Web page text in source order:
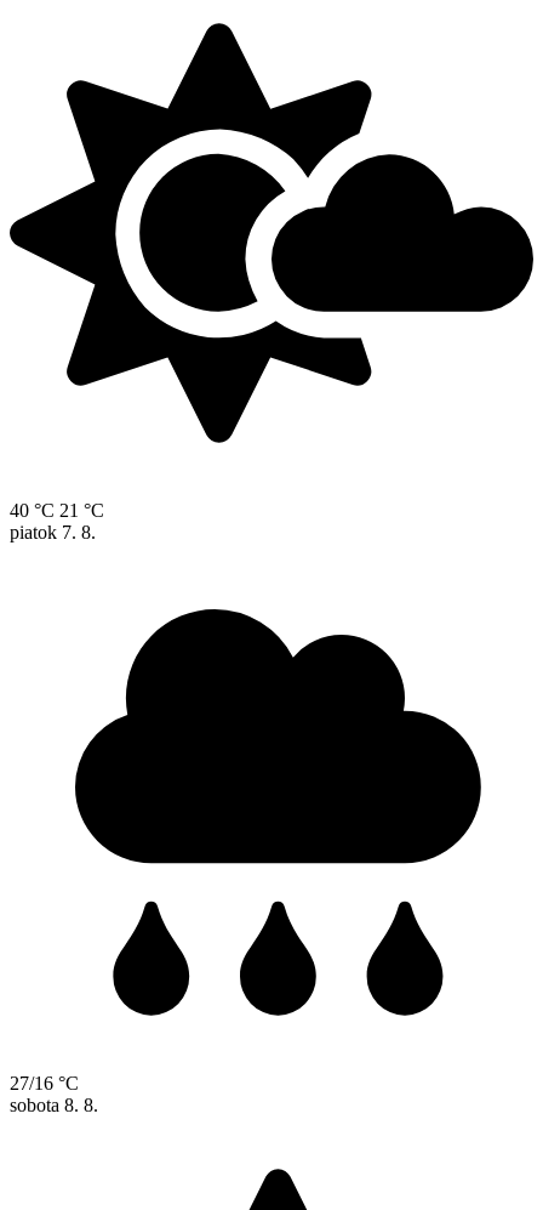
40 °C 21 °C
piatok 7. 8.
27/16 °C
sobota 8. 8.